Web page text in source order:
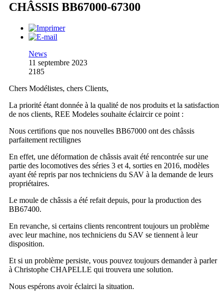
CHÂSSIS BB67000-67300
News
11 septembre 2023
2185
Chers Modélistes, chers Clients,
La priorité étant donnée à la qualité de nos produits et la satisfaction
de nos clients, REE Modeles souhaite éclaircir ce point :
Nous certifions que nos nouvelles BB67000 ont des châssis
parfaitement rectilignes
En effet, une déformation de châssis avait été rencontrée sur une
partie des locomotives des séries 3 et 4, sorties en 2016, modèles
ayant été repris par nos techniciens du SAV à la demande de leurs
propriétaires.
Le moule de châssis a été refait depuis, pour la production des
BB67400.
En revanche, si certains clients rencontrent toujours un problème
avec leur machine, nos techniciens du SAV se tiennent à leur
disposition.
Et si un problème persiste, vous pouvez toujours demander à parler
à Christophe CHAPELLE qui trouvera une solution.
Nous espérons avoir éclairci la situation.